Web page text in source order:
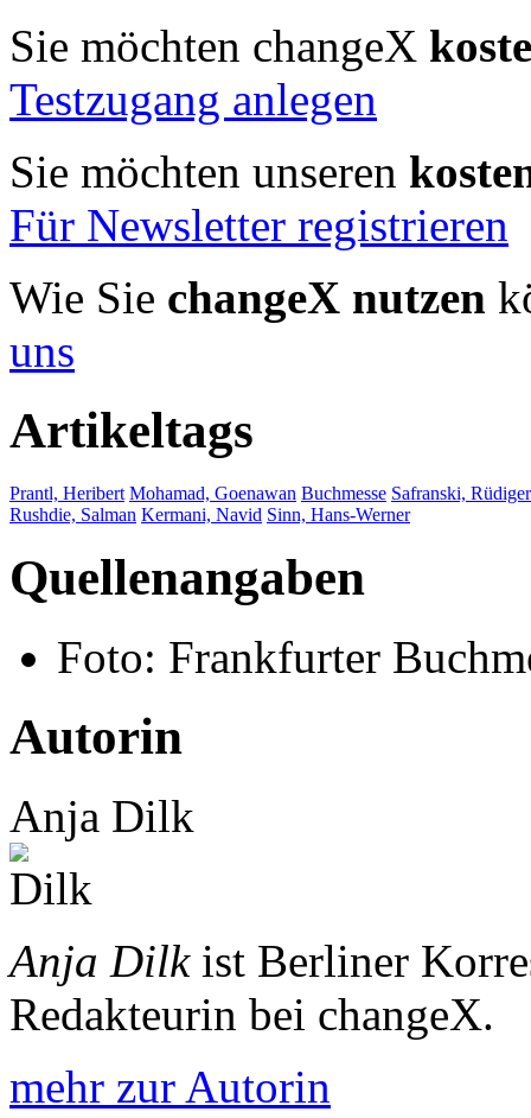
Sie möchten changeX
Testzugang anlegen
Sie möchten unseren
Für Newsletter registrieren
Wie Sie changeX nutzen
uns
Artikeltags
Prantl, Heribert Mohamad, Goenawan Buchmesse Safranski, Rüdiger
Rushdie, Salman Kermani, Navid Sinn, Hans-Werner
Quellenangaben
Foto: Frankfurter
Autorin
Anja Dilk
Anja Dilkist Berliner
Redakteurin bei changeX.
mehr zur Autorin